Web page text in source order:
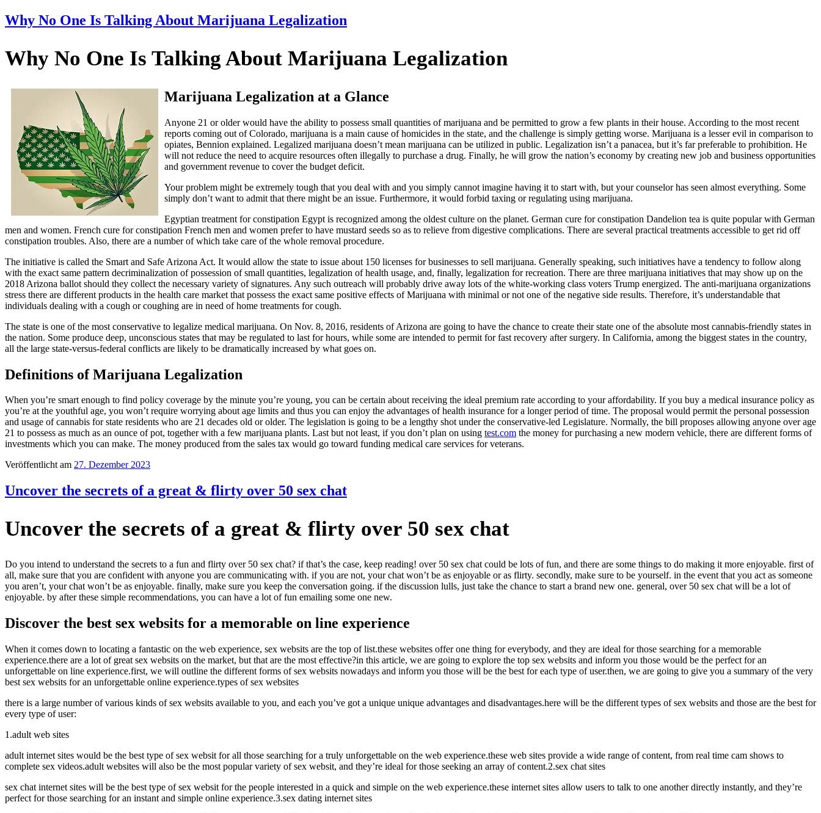
Why No One Is Talking About Marijuana Legalization
Why No One Is Talking About Marijuana Legalization
Marijuana Legalization at a Glance
Anyone 21 or older would have the ability to possess small quantities of marijuana and be permitted to grow a few plants in their house. According to the most recent
reports coming out of Colorado, marijuana is a main cause of homicides in the state, and the challenge is simply getting worse. Marijuana is a lesser evil in comparison to
opiates, Bennion explained. Legalized marijuana doesn’t mean marijuana can be utilized in public. Legalization isn’t a panacea, but it’s far preferable to prohibition. He
will not reduce the need to acquire resources often illegally to purchase a drug. Finally, he will grow the nation’s economy by creating new job and business opportunities
and government revenue to cover the budget deficit.
Your problem might be extremely tough that you deal with and you simply cannot imagine having it to start with, but your counselor has seen almost everything. Some
simply don’t want to admit that there might be an issue. Furthermore, it would forbid taxing or regulating using marijuana.
Egyptian treatment for constipation Egypt is recognized among the oldest culture on the planet. German cure for constipation Dandelion tea is quite popular with German
men and women. French cure for constipation French men and women prefer to have mustard seeds so as to relieve from digestive complications. There are several practical treatments accessible to get rid off
constipation troubles. Also, there are a number of which take care of the whole removal procedure.
The initiative is called the Smart and Safe Arizona Act. It would allow the state to issue about 150 licenses for businesses to sell marijuana. Generally speaking, such initiatives have a tendency to follow along
with the exact same pattern decriminalization of possession of small quantities, legalization of health usage, and, finally, legalization for recreation. There are three marijuana initiatives that may show up on the
2018 Arizona ballot should they collect the necessary variety of signatures. Any such outreach will probably drive away lots of the white-working class voters Trump energized. The anti-marijuana organizations
stress there are different products in the health care market that possess the exact same positive effects of Marijuana with minimal or not one of the negative side results. Therefore, it’s understandable that
individuals dealing with a cough or coughing are in need of home treatments for cough.
The state is one of the most conservative to legalize medical marijuana. On Nov. 8, 2016, residents of Arizona are going to have the chance to create their state one of the absolute most cannabis-friendly states in
the nation. Some produce deep, unconscious states that may be regulated to last for hours, while some are intended to permit for fast recovery after surgery. In California, among the biggest states in the country,
all the large state-versus-federal conflicts are likely to be dramatically increased by what goes on.
Definitions of Marijuana Legalization
When you’re smart enough to find policy coverage by the minute you’re young, you can be certain about receiving the ideal premium rate according to your affordability. If you buy a medical insurance policy as
you’re at the youthful age, you won’t require worrying about age limits and thus you can enjoy the advantages of health insurance for a longer period of time. The proposal would permit the personal possession
and usage of cannabis for state residents who are 21 decades old or older. The legislation is going to be a lengthy shot under the conservative-led Legislature. Normally, the bill proposes allowing anyone over age
21 to possess as much as an ounce of pot, together with a few marijuana plants. Last but not least, if you don’t plan on using test.com the money for purchasing a new modern vehicle, there are different forms of
investments which you can make. The money produced from the sales tax would go toward funding medical care services for veterans.
Veröffentlicht am 27. Dezember 2023
Uncover the secrets of a great & flirty over 50 sex chat
Uncover the secrets of a great & flirty over 50 sex chat
Do you intend to understand the secrets to a fun and flirty over 50 sex chat? if that’s the case, keep reading! over 50 sex chat could be lots of fun, and there are some things to do making it more enjoyable. first of
all, make sure that you are confident with anyone you are communicating with. if you are not, your chat won’t be as enjoyable or as flirty. secondly, make sure to be yourself. in the event that you act as someone
you aren’t, your chat won’t be as enjoyable. finally, make sure you keep the conversation going. if the discussion lulls, just take the chance to start a brand new one. general, over 50 sex chat will be a lot of
enjoyable. by after these simple recommendations, you can have a lot of fun emailing some one new.
Discover the best sex websits for a memorable on line experience
When it comes down to locating a fantastic on the web experience, sex websits are the top of list.these websites offer one thing for everybody, and they are ideal for those searching for a memorable
experience.there are a lot of great sex websits on the market, but that are the most effective?in this article, we are going to explore the top sex websits and inform you those would be the perfect for an
unforgettable on line experience.first, we will outline the different forms of sex websits nowadays and inform you those will be the best for each type of user.then, we are going to give you a summary of the very
best sex websits for an unforgettable online experience.types of sex websites
there is a large number of various kinds of sex websits available to you, and each you’ve got a unique unique advantages and disadvantages.here will be the different types of sex websits and those are the best for
every type of user:
1.adult web sites
adult internet sites would be the best type of sex websit for all those searching for a truly unforgettable on the web experience.these web sites provide a wide range of content, from real time cam shows to
complete sex videos.adult websites will also be the most popular variety of sex websit, and they’re ideal for those seeking an array of content.2.sex chat sites
sex chat internet sites will be the best type of sex websit for the people interested in a quick and simple on the web experience.these internet sites allow users to talk to one another directly instantly, and they’re
perfect for those searching for an instant and simple online experience.3.sex dating internet sites